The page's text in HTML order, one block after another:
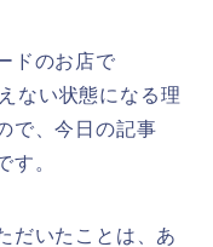
ドのお店で
ない状態になる理
で、今日の記事
す。
だいたことは、あ